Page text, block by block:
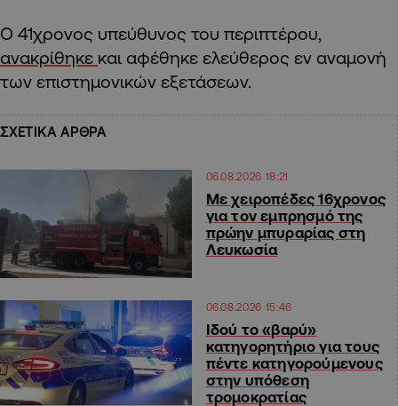
Ο 41χρονος υπεύθυνος του περιπτέρου,
ανακρίθηκε και αφέθηκε ελεύθερος εν αναμονή
των επιστημονικών εξετάσεων.
ΣΧΕΤΙΚΑ ΑΡΘΡΑ
06.08.2026 18:21
Με χειροπέδες 16χρονος
για τον εμπρησμό της
πρώην μπυραρίας στη
Λευκωσία
06.08.2026 15:46
Ιδού το «βαρύ»
κατηγορητήριο για τους
πέντε κατηγορούμενους
στην υπόθεση
τρομοκρατίας